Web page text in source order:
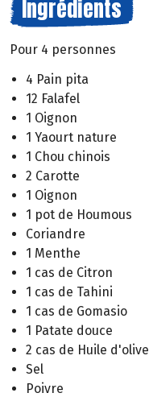
Ingrédients
Pour 4 personnes
4 Pain pita
12 Falafel
1 Oignon
1 Yaourt nature
1 Chou chinois
2 Carotte
1 Oignon
1 pot de Houmous
Coriandre
1 Menthe
1 cas de Citron
1 cas de Tahini
1 cas de Gomasio
1 Patate douce
2 cas de Huile d'olive
Sel
Poivre